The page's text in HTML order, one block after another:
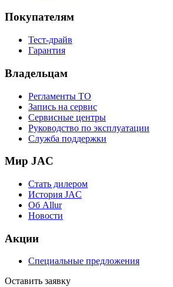
Покупателям
Тест-драйв
Гарантия
Владельцам
Регламенты ТО
Запись на сервис
Сервисные центры
Руководство по эксплуатации
Служба поддержки
Мир JAC
Стать дилером
История JAC
Об Allur
Новости
Акции
Специальные предложения
Оставить заявку